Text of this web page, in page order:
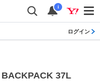
i
ログイン
37L